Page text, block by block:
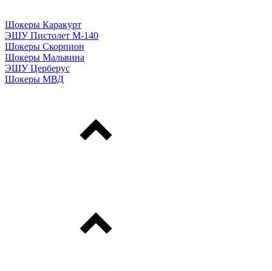
Шокеры Каракурт
ЭШУ Пистолет М-140
Шокеры Скорпион
Шокеры Мальвина
ЭШУ Церберус
Шокеры МВД